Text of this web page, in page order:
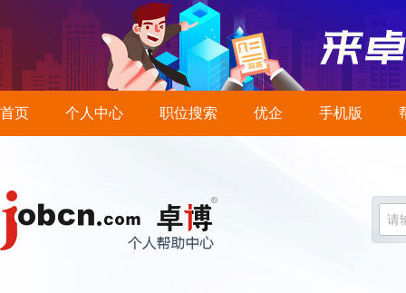
首页 个人中心 职位搜索 优企 手机版
请